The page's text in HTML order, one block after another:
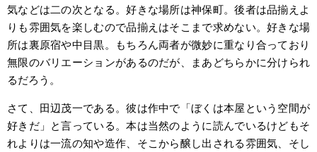
気などは二の次となる。好きな場所は神保町。後者は品揃えよ
りも雰囲気を楽しむので品揃えはそこまで求めない。好きな場
所は裏原宿や中目黒。もちろん両者が微妙に重なり合っており
無限のバリエーションがあるのだが、まあどちらかに分けられ
るだろう。
さて、田辺茂一である。彼は作中で「ぼくは本屋という空間が
好きだ」と言っている。本は当然のように読んでいるけどもそ
れよりは一流の知や造作、そこから醸し出される雰囲気、そし